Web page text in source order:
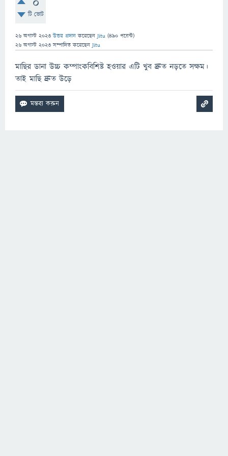
টি ভোট
26 অগাস্ট 2023 উত্তর প্রদান করেছেনJitu (490 পয়েন্ট)
26 অগাস্ট 2023 সম্পাদিত করেছেনJitu
মাছির ডানা উচ্চ কম্পাংকবিশিষ্ট হওয়ার এটি খুব দ্রুত নড়তে সক্ষম।
তাই মাছি দ্রুত উড়ে